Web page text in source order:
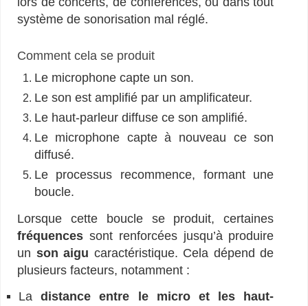
système de sonorisation mal réglé.
Comment cela se produit
Le microphone capte un son.
Le son est amplifié par un amplificateur.
Le haut-parleur diffuse ce son amplifié.
Le microphone capte à nouveau ce son
diffusé.
Le processus recommence, formant une
boucle.
Lorsque cette boucle se produit, certaines
fréquences sont renforcées jusqu’à produire
un son aigu caractéristique. Cela dépend de
plusieurs facteurs, notamment :
Ladistance entre le micro et les haut-